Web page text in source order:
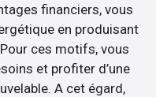
financiers, vous
en produisant
ces motifs, vous
et profiter d’une
A cet égard,